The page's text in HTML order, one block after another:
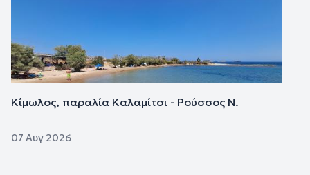
Κίμωλος, παραλία Καλαμίτσι - Ρούσσος Ν.
07 Αυγ 2026